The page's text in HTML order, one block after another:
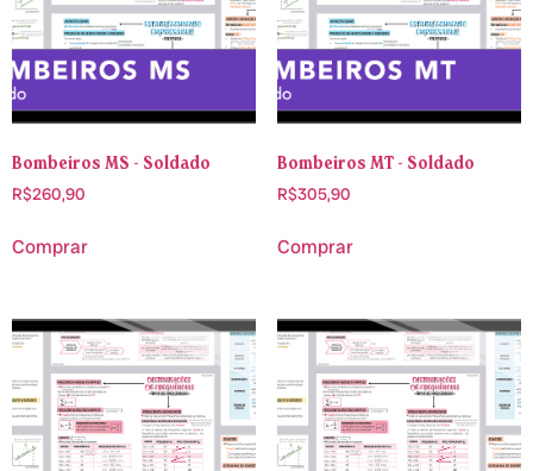
Bombeiros MS - Soldado
R$260,90
Comprar
Bombeiros MT - Soldado
R$305,90
Comprar